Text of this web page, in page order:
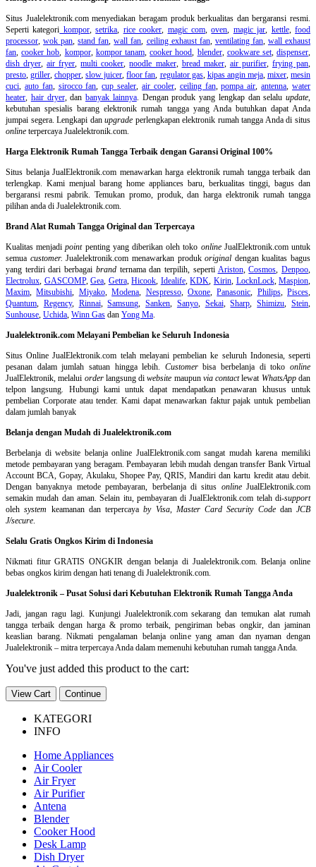
Situs Jualelektronik.com menyediakan beragam produk berkualitas dan bergaransi resmi.
Seperti kategori kompor,setrika, rice cooker, magic com,oven, magic jar, kettle,food
processor,wok pan,stand fan,wall fan, ceiling exhaust fan, ventilating fan, wall exhaust
fan,cooker hob, kompor, kompor tanam,cooker hood, blender, cookware set,dispenser,
dish dryer,air fryer,multi cooker,noodle maker, bread maker, air purifier, frying pan,
presto,griller,chopper,slow juicer,floor fan, regulator gas, kipas angin meja, mixer,mesin
cuci, auto fan, sirocco fan,cup sealer,air cooler, ceiling fan,pompa air,antenna,water
heater, hair dryer, dan banyak lainnya. Dengan produk yang lengkap dan selalu update,
kebutuhan spesialis barang elektronik rumah tangga yang Anda butuhkan dapat Anda
jumpai segera. Lengkapi danupgrade perlengkapan elektronik rumah tangga Anda di situs
online terpercaya Jualelektronik.com.
Harga Elektronik Rumah Tangga Terbaik dengan Garansi Original 100%
Situs belanjaJualElektronik.com menawarkan harga elektronik rumah tangga terbaik dan
terlengkap. Kami menjual barang home appliances baru, berkualitas tinggi, bagus dan
bergaransi resmi pabrik. Temukan promo, produk, dan harga elektronik rumah tangga
pilihan anda di Jualelektronik.com.
Brand Alat Rumah Tangga Original dan Terpercaya
Kualitas menjadipointpenting yang diberikan oleh toko onlineJualElektronik.com untuk
semua customer. Jualelektronik.com menawarkan produkoriginal dengan kualitas bagus
yang terdiri dari berbagai brandternama dan terpilih, seperti Ariston,Cosmos,Denpoo,
Electrolux, GASCOMP,Gea, Getra,Hicook, Idealife,KDK, Kirin, LocknLock,Maspion,
Maxim,Mitsubishi, Miyako,Modena, Nespresso, Oxone,Panasonic, Philips, Pisces,
Quantum, Regency, Rinnai,Samsung,Sanken, Sanyo, Sekai,Sharp,Shimizu,Stein,
Sunhouse, Uchida, Winn Gas dan Yong Ma.
Jualelektronik.com Melayani Pembelian ke Seluruh Indonesia
Situs Online JualElektronik.com telah melayani pembelian ke seluruh Indonesia, seperti
pesanan dalam jumlah satuan hingga lebih. Customerbisa berbelanja di tokoonline
JualElektronik, melalui orderlangsung diwebsite maupun via contactlewat WhatsAppdan
telpon langsung. Hubungi kami untuk dapat mendapatkan penawaran khusus untuk
pembelian Corporate atau tender. Kami dapat menawarkan faktur pajak untuk pembelian
dalam jumlah banyak
Belanja dengan Mudah di Jualelektronik.com
Berbelanja diwebsite belanja online JualElektronik.com sangat mudah karena memiliki
metode pembayaran yang beragam. Pembayaran lebih mudah dengan transfer Bank Virtual
Account BCA, Gopay, Akulaku, Shopee Pay, QRIS, Mandiri dan kartu kredit atau debit.
Dengan banyaknya metode pembayaran, berbelanja di situs onlineJualElektronik.com
semakin mudah dan aman. Selain itu, pembayaran di JualElektronik.com telah di-support
olehsystem keamanan dan terpercayaby Visa, Master Card Security Codedan JCB
J/secure.
Selalu Gratis Ongkos Kirim di Indonesia
Nikmati fitur GRATIS ONGKIR dengan belanja di Jualelektronik.com. Belanja online
bebas ongkos kirim dengan hati tenang di Jualelektronik.com.
Jualelektronik – Pusat Solusi dari Kebutuhan Elektronik Rumah Tangga Anda
Jadi, jangan ragu lagi. Kunjungi Jualelektronik.com sekarang dan temukan alat rumah
tangga terbaik dengan harga & promo terbaik, pengiriman bebas ongkir, dan jaminan
keaslian barang. Nikmati pengalaman belanja online yang aman dan nyaman dengan
Jualelektronik – mitra terpercaya Anda dalam memenuhi kebutuhan rumah tangga Anda.
You've just added this product to the cart:
View Cart Continue
KATEGORI
INFO
Home Appliances
Air Cooler
Air Fryer
Air Purifier
Antena
Blender
Cooker Hood
Desk Lamp
Dish Dryer